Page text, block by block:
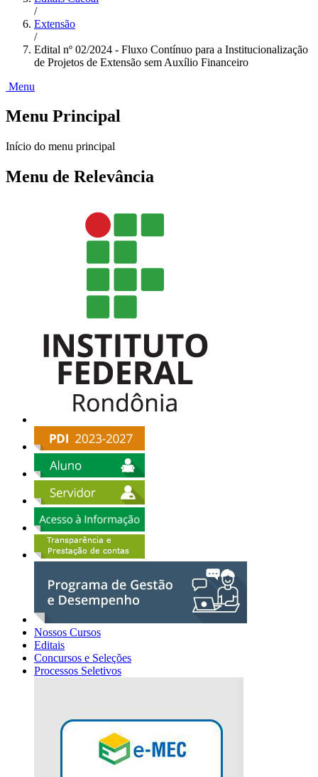
/
Extensão
/
Edital nº 02/2024 - Fluxo Contínuo para a Institucionalização
de Projetos de Extensão sem Auxílio Financeiro
Menu
Menu Principal
Início do menu principal
Menu de Relevância
Nossos Cursos
Editais
Concursos e Seleções
Processos Seletivos